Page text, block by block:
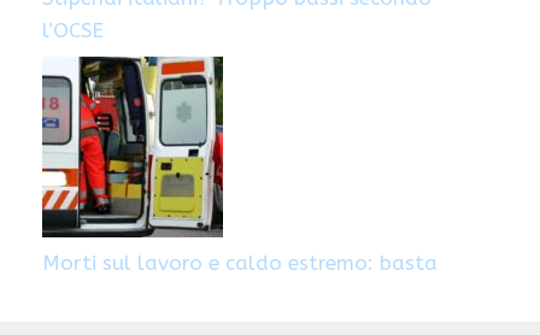
l’OCSE
Morti sul lavoro e caldo estremo: basta